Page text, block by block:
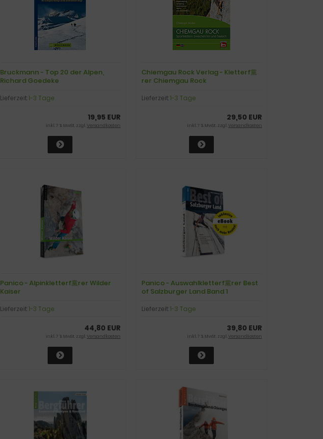
Bruckmann - Top 20 der Alpen,
Richard Goedeke
Lieferzeit:1-3 Tage
19,95 EUR
inkl. 7 % MwSt. zzgl.Versandkosten
Chiemgau Rock Verlag - Kletterf黨
rer Chiemgau Rock
Lieferzeit:1-3 Tage
29,50 EUR
inkl. 7 % MwSt. zzgl.Versandkosten
Panico - Alpinkletterf黨rer Wilder
Kaiser
Lieferzeit:1-3 Tage
44,80 EUR
inkl. 7 % MwSt. zzgl.Versandkosten
Panico - Auswahlkletterf黨rer Best
of Salzburger Land Band 1
Lieferzeit:1-3 Tage
39,80 EUR
inkl. 7 % MwSt. zzgl.Versandkosten